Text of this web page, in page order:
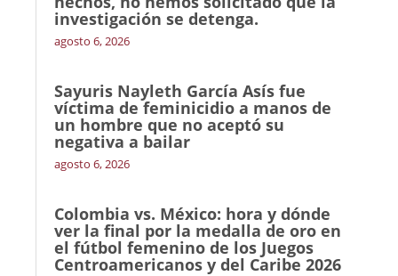
investigación se detenga.
agosto 6, 2026
Sayuris Nayleth García Asís fue
víctima de feminicidio a manos de
un hombre que no aceptó su
negativa a bailar
agosto 6, 2026
Colombia vs. México: hora y dónde
ver la final por la medalla de oro en
el fútbol femenino de los Juegos
Centroamericanos y del Caribe 2026